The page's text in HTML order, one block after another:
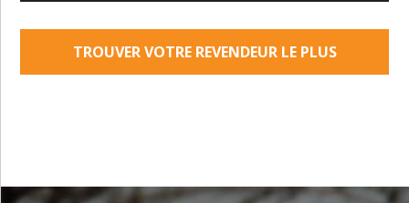
TROUVER VOTRE REVENDEUR LE PLUS